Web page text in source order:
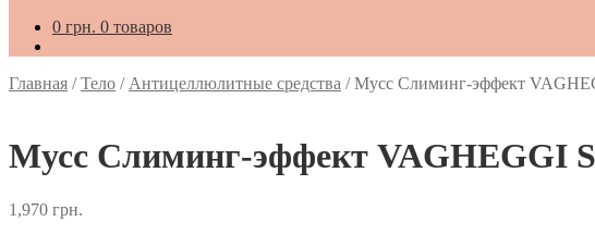
0 грн. 0 товаров
Главная /Тело / Антицеллюлитные средства /Мусс Слиминг-эффект
Мусс Слиминг-эффект VAGHEGGI
1,970 грн.